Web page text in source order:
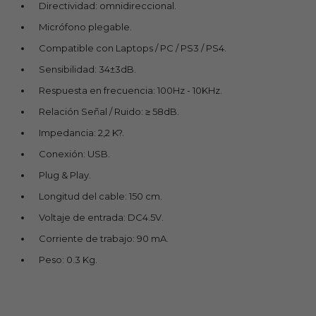
Directividad: omnidireccional.
Micrófono plegable.
Compatible con Laptops / PC / PS3 / PS4.
Sensibilidad: 34±3dB.
Respuesta en frecuencia: 100Hz - 10KHz.
Relación Señal / Ruido: ≥ 58dB.
Impedancia: 2,2 K?.
Conexión: USB.
Plug & Play.
Longitud del cable: 150 cm.
Voltaje de entrada: DC4.5V.
Corriente de trabajo: 90 mA.
Peso: 0.3 Kg.